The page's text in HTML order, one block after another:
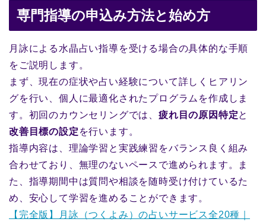
専門指導の申込み方法と始め方
月詠による水晶占い指導を受ける場合の具体的な手順
をご説明します。
まず、現在の症状や占い経験について詳しくヒアリン
グを行い、個人に最適化されたプログラムを作成しま
す。初回のカウンセリングでは、 疲れ目の原因特定と
改善目標の設定 を行います。
指導内容は、理論学習と実践練習をバランス良く組み
合わせており、無理のないペースで進められます。ま
た、指導期間中は質問や相談を随時受け付けているた
め、安心して学習を進めることができます。
【完全版】月詠（つくよみ）の占いサービス全20種｜